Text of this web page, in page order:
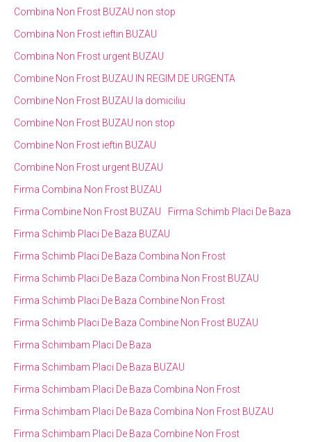
Combina Non Frost BUZAU non stop
Combina Non Frost ieftin BUZAU
Combina Non Frost urgent BUZAU
Combine Non Frost BUZAU IN REGIM DE URGENTA
Combine Non Frost BUZAU la domiciliu
Combine Non Frost BUZAU non stop
Combine Non Frost ieftin BUZAU
Combine Non Frost urgent BUZAU
Firma Combina Non Frost BUZAU
Firma Combine Non Frost BUZAU
Firma Schimb Placi De Baza
Firma Schimb Placi De Baza BUZAU
Firma Schimb Placi De Baza Combina Non Frost
Firma Schimb Placi De Baza Combina Non Frost BUZAU
Firma Schimb Placi De Baza Combine Non Frost
Firma Schimb Placi De Baza Combine Non Frost BUZAU
Firma Schimbam Placi De Baza
Firma Schimbam Placi De Baza BUZAU
Firma Schimbam Placi De Baza Combina Non Frost
Firma Schimbam Placi De Baza Combina Non Frost BUZAU
Firma Schimbam Placi De Baza Combine Non Frost